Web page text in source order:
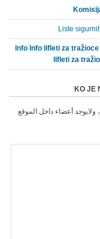
Liste
Info
lifleti za
KO JE